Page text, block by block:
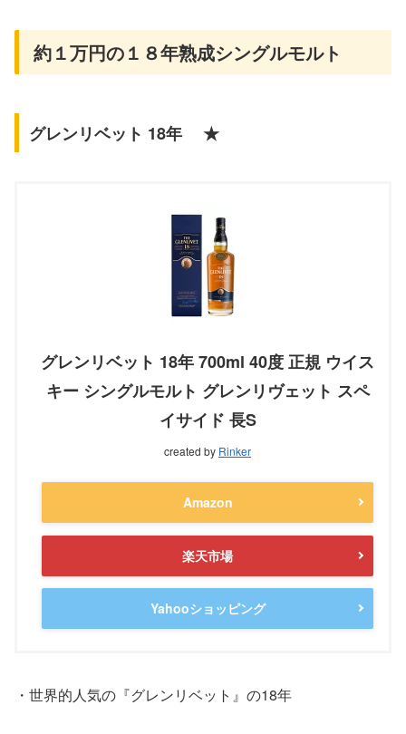
約１万円の１８年熟成シングルモルト
グレンリベット 18年 ★
グレンリベット 18年 700ml 40度 正規 ウイス
キー シングルモルト グレンリヴェット スペ
イサイド 長S
created by Rinker
Amazon
楽天市場
Yahooショッピング
・世界的人気の『グレンリベット』の18年